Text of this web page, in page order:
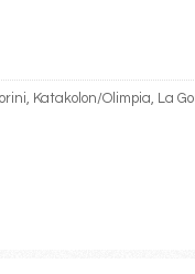
Katakolon/Olimpia, La